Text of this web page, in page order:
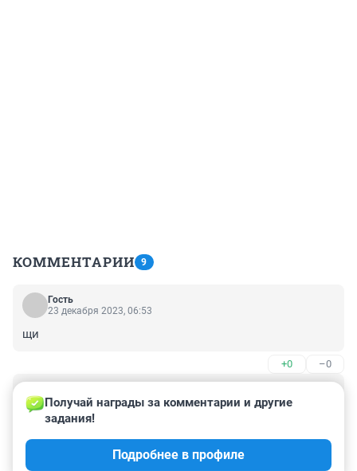
КОММЕНТАРИИ 9
Гость
23 декабря 2023, 06:53
щи
+0 –0
24 сентября 2022, 17:20
Какой интересный доктор у нас на РЖД. И где же и на
работе мне взять аскорбиновую кислоту. Не
Получай награды за комментарии и другие
задания!
Подробнее в профиле